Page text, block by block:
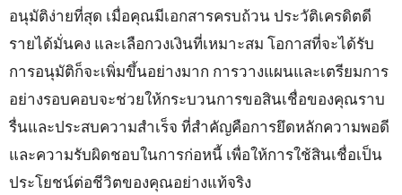
อนุมัติง่ายที่สุด เมื่อคุณมีเอกสารครบถ้วน ประวัติเครดิตดี
รายได้มั่นคง และเลือกวงเงินที่เหมาะสม โอกาสที่จะได้รับ
การอนุมัติก็จะเพิ่มขึ้นอย่างมาก การวางแผนและเตรียมการ
อย่างรอบคอบจะช่วยให้กระบวนการขอสินเชื่อของคุณราบ
รื่นและประสบความสำเร็จ ที่สำคัญคือการยึดหลักความพอดี
และความรับผิดชอบในการก่อหนี้ เพื่อให้การใช้สินเชื่อเป็น
ประโยชน์ต่อชีวิตของคุณอย่างแท้จริง